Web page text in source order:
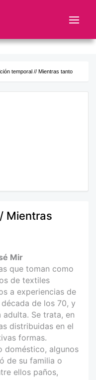
temporal // Mientras tanto
Mientras
Mir
que toman como
de textiles
a experiencias de
de los 70, y
Se trata, en
distribuidas en el
formas.
doméstico, algunos
de su familia o
ellos paños,